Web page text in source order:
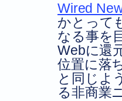
Wired
かとって
なる事を
Webに還
位置に落
と同じよ
る非商業